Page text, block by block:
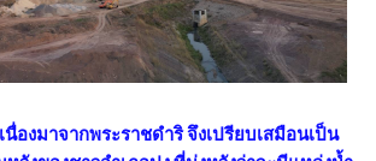
นื่องมาจากพระราชดำริ จึงเปรียบเสมือนเป็น